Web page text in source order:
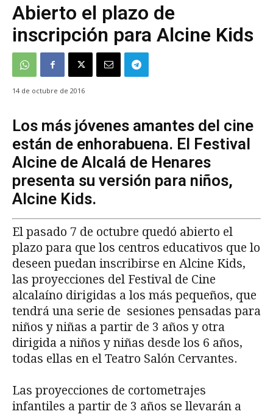
Abierto el plazo de
inscripción para Alcine Kids
14 de octubre de 2016
Los más jóvenes amantes del cine
están de enhorabuena. El Festival
Alcine de Alcalá de Henares
presenta su versión para niños,
Alcine Kids.
El pasado 7 de octubre quedó abierto el
plazo para que los centros educativos que lo
deseen puedan inscribirse en Alcine Kids,
las proyecciones del Festival de Cine
alcalaíno dirigidas a los más pequeños, que
tendrá una serie de sesiones pensadas para
niños y niñas a partir de 3 años y otra
dirigida a niños y niñas desde los 6 años,
todas ellas en el Teatro Salón Cervantes.
Las proyecciones de cortometrajes
infantiles a partir de 3 años se llevarán a